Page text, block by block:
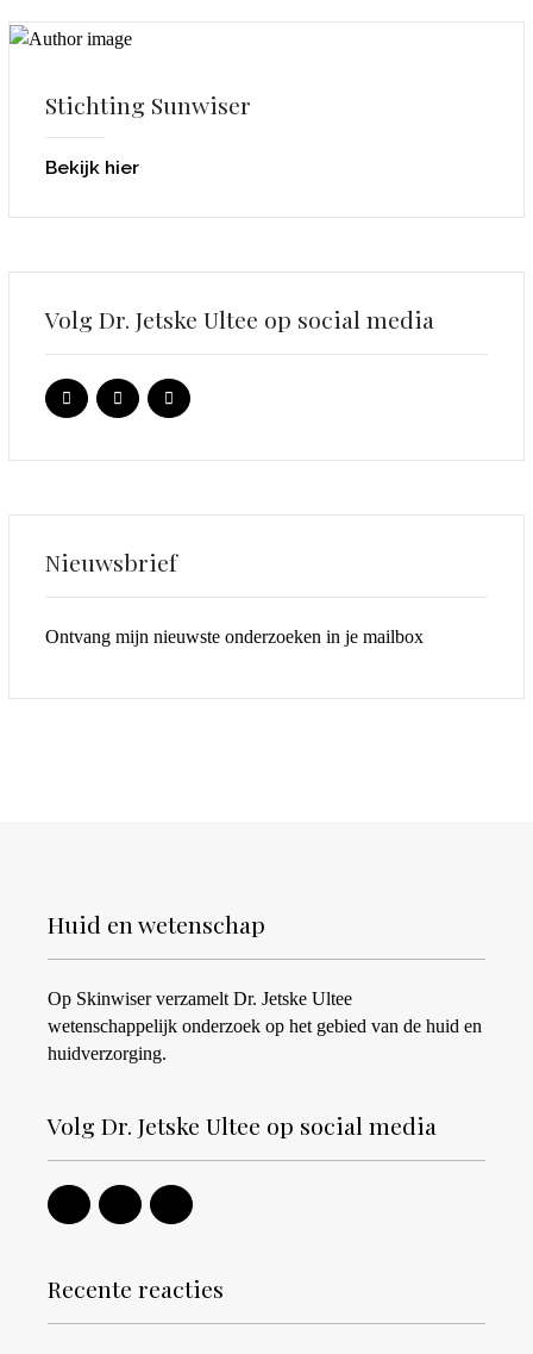
Stichting Sunwiser
Bekijk hier
Volg Dr. Jetske Ultee op social media
Nieuwsbrief
Ontvang mijn nieuwste onderzoeken in je mailbox
Huid en wetenschap
Op Skinwiser verzamelt Dr. Jetske Ultee
wetenschappelijk onderzoek op het gebied van de huid en
huidverzorging.
Volg Dr. Jetske Ultee op social media
Recente reacties